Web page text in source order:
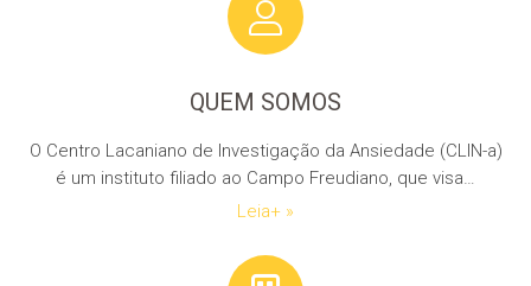
QUEM SOMOS
O Centro Lacaniano de Investigação da Ansiedade (CLIN-a)
é um instituto filiado ao Campo Freudiano, que visa…
Leia+ »